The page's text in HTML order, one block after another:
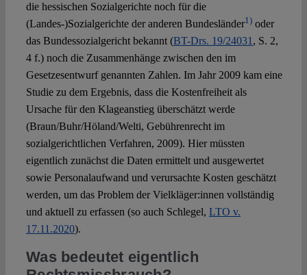
die hessischen Sozialgerichte noch für die
(Landes-)Sozialgerichte der anderen Bundesländer1)oder
das Bundessozialgericht bekannt (BT-Drs. 19/24031 , S. 2,
4 f.) noch die Zusammenhänge zwischen den im
Gesetzesentwurf genannten Zahlen. Im Jahr 2009 kam eine
Studie zu dem Ergebnis, dass die Kostenfreiheit als
Ursache für den Klageanstieg überschätzt werde
(Braun/Buhr/Höland/Welti, Gebührenrecht im
sozialgerichtlichen Verfahren, 2009). Hier müssten
eigentlich zunächst die Daten ermittelt und ausgewertet
sowie Personalaufwand und verursachte Kosten geschätzt
werden, um das Problem der Vielkläger:innen vollständig
und aktuell zu erfassen (so auch Schlegel, LTO v.
17.11.2020).
Was bedeutet eigentlich